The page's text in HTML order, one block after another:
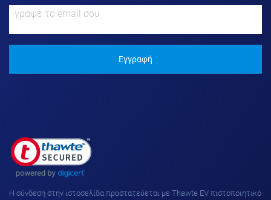
Εγγραφή
H σύνδεση στην ιστοσελίδα προστατεύεται με Thawte EV πιστοποιητικό